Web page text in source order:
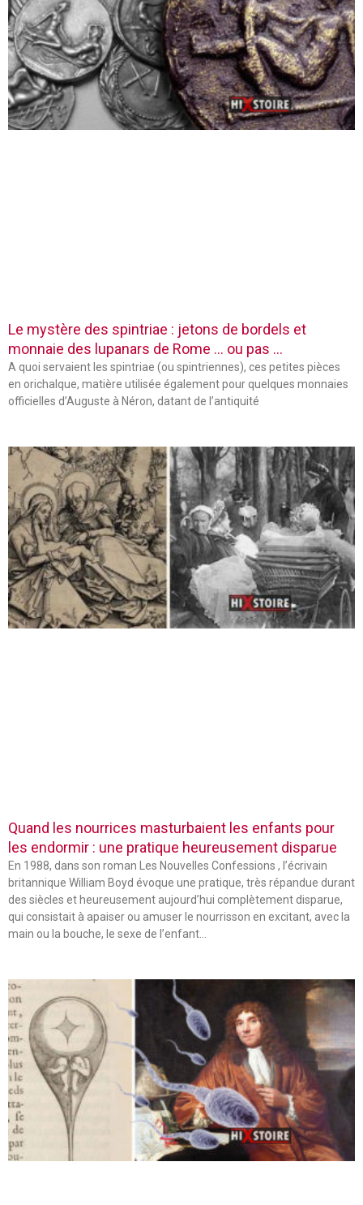
Le mystère des spintriae : jetons de bordels et
monnaie des lupanars de Rome … ou pas …
A quoi servaient les spintriae (ou spintriennes), ces petites pièces
en orichalque, matière utilisée également pour quelques monnaies
officielles d’Auguste à Néron, datant de l’antiquité
Quand les nourrices masturbaient les enfants pour
les endormir : une pratique heureusement disparue
En 1988, dans son roman Les Nouvelles Confessions , l’écrivain
britannique William Boyd évoque une pratique, très répandue durant
des siècles et heureusement aujourd’hui complètement disparue,
qui consistait à apaiser ou amuser le nourrisson en excitant, avec la
main ou la bouche, le sexe de l’enfant…